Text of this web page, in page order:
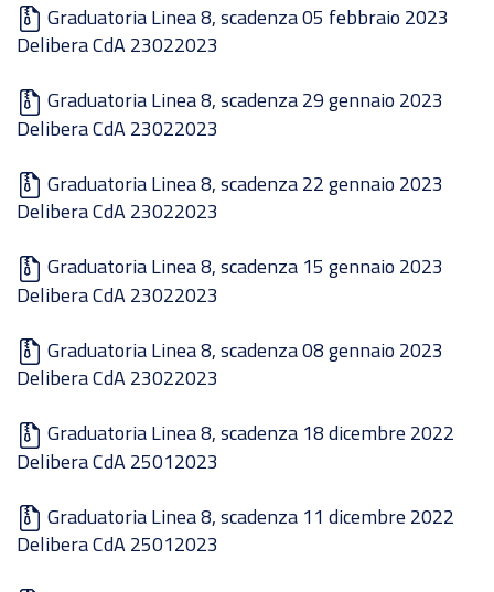
Graduatoria Linea 8, scadenza 05 febbraio 2023
Delibera CdA 23022023
Graduatoria Linea 8, scadenza 29 gennaio 2023
Delibera CdA 23022023
Graduatoria Linea 8, scadenza 22 gennaio 2023
Delibera CdA 23022023
Graduatoria Linea 8, scadenza 15 gennaio 2023
Delibera CdA 23022023
Graduatoria Linea 8, scadenza 08 gennaio 2023
Delibera CdA 23022023
Graduatoria Linea 8, scadenza 18 dicembre 2022
Delibera CdA 25012023
Graduatoria Linea 8, scadenza 11 dicembre 2022
Delibera CdA 25012023